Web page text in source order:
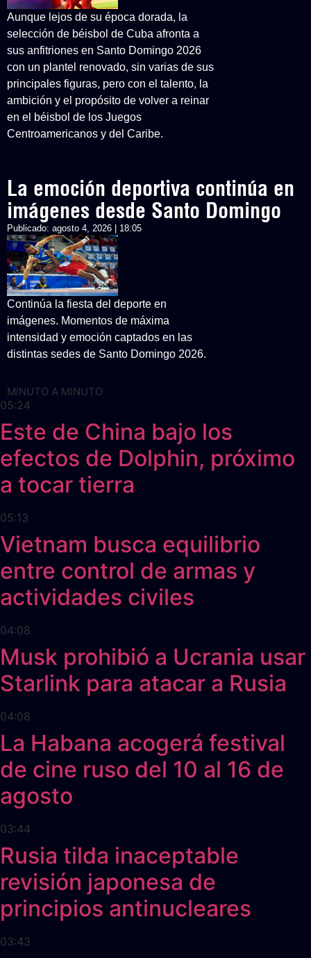
Aunque lejos de su época dorada, la
selección de béisbol de Cuba afronta a
sus anfitriones en Santo Domingo 2026
con un plantel renovado, sin varias de sus
principales figuras, pero con el talento, la
ambición y el propósito de volver a reinar
en el béisbol de los Juegos
Centroamericanos y del Caribe.
La emoción deportiva continúa en
imágenes desde Santo Domingo
Publicado: agosto 4, 2026 | 18:05
Continúa la fiesta del deporte en
imágenes. Momentos de máxima
intensidad y emoción captados en las
distintas sedes de Santo Domingo 2026.
MINUTO A MINUTO
05:24
Este de China bajo los
efectos de Dolphin, próximo
a tocar tierra
05:13
Vietnam busca equilibrio
entre control de armas y
actividades civiles
04:08
Musk prohibió a Ucrania usar
Starlink para atacar a Rusia
04:08
La Habana acogerá festival
de cine ruso del 10 al 16 de
agosto
03:44
Rusia tilda inaceptable
revisión japonesa de
principios antinucleares
03:43